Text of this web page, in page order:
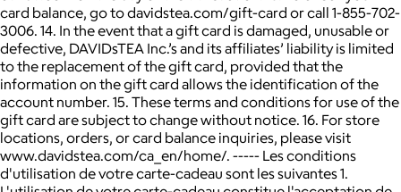
card balance, go to davidstea.com/gift-card or call 1-855-702-
3006. 14. In the event that a gift card is damaged, unusable or
defective, DAVIDsTEA Inc.’s and its affiliates’ liability is limited
to the replacement of the gift card, provided that the
information on the gift card allows the identification of the
account number. 15. These terms and conditions for use of the
gift card are subject to change without notice. 16. For store
locations, orders, or card balance inquiries, please visit
www.davidstea.com/ca_en/home/. ----- Les conditions
d'utilisation de votre carte-cadeau sont les suivantes 1.